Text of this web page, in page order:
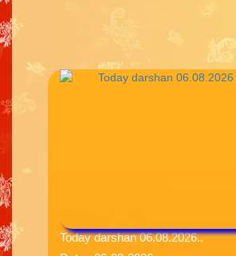
Today darshan 06.08.2026..